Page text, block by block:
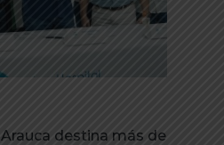
destina más de